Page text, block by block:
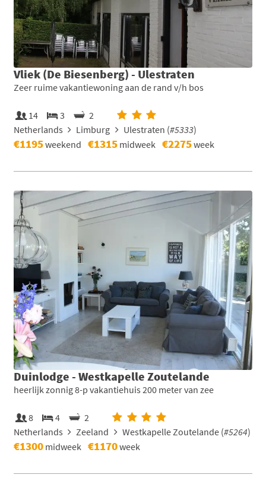
Vliek (De Biesenberg) - Ulestraten
Zeer ruime vakantiewoning aan de rand v/h bos
14 3
2
Netherlands
Limburg Ulestraten (#5333)
€1195weekend €1315 midweek €2275week
Duinlodge - Westkapelle Zoutelande
heerlijk zonnig 8-p vakantiehuis 200 meter van zee
8 4
2
Netherlands
Zeeland Westkapelle Zoutelande (#5264)
€1300 midweek €1170week